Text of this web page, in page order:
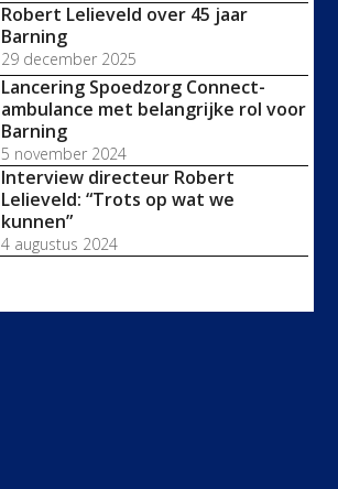
Robert Lelieveld over 45 jaar
Barning
29 december 2025
Lancering Spoedzorg Connect-
ambulance met belangrijke rol voor
Barning
5 november 2024
Interview directeur Robert
Lelieveld: “Trots op wat we
kunnen”
4 augustus 2024